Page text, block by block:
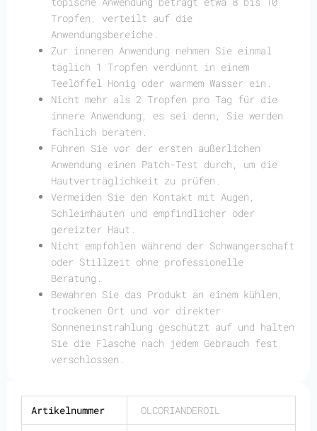
Tropfen, verteilt auf die
Anwendungsbereiche.
Zur inneren Anwendung nehmen Sie einmal
täglich 1 Tropfen verdünnt in einem
Teelöffel Honig oder warmem Wasser ein.
Nicht mehr als 2 Tropfen pro Tag für die
innere Anwendung, es sei denn, Sie werden
fachlich beraten.
Führen Sie vor der ersten äußerlichen
Anwendung einen Patch-Test durch, um die
Hautverträglichkeit zu prüfen.
Vermeiden Sie den Kontakt mit Augen,
Schleimhäuten und empfindlicher oder
gereizter Haut.
Nicht empfohlen während der Schwangerschaft
oder Stillzeit ohne professionelle
Beratung.
Bewahren Sie das Produkt an einem kühlen,
trockenen Ort und vor direkter
Sonneneinstrahlung geschützt auf und halten
Sie die Flasche nach jedem Gebrauch fest
verschlossen.
Artikelnummer OLCORIANDEROIL